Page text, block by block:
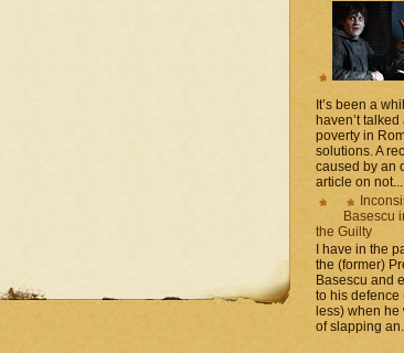
It’s been a
haven’t talked
poverty in
solutions. A
caused by an
article on not...
Basescu
the Guilty
I have in the
the (former)
Basescu and
to his defence
less) when he
of slapping